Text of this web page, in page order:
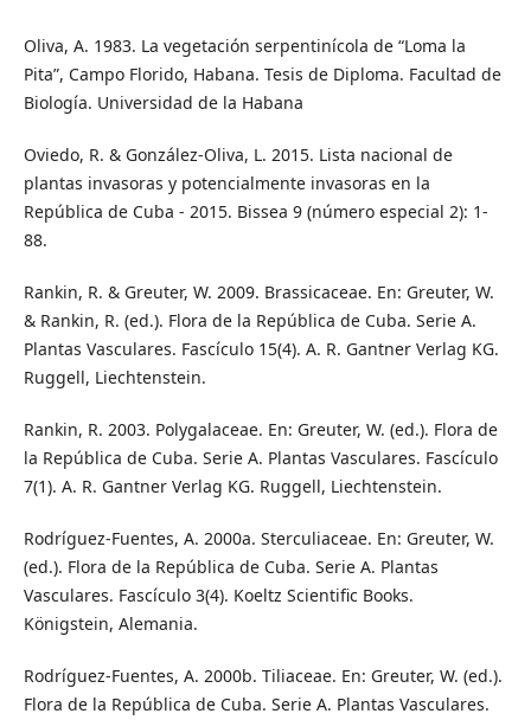
Oliva, A. 1983. La vegetación serpentinícola de “Loma la
Pita”, Campo Florido, Habana. Tesis de Diploma. Facultad de
Biología. Universidad de la Habana
Oviedo, R. & González-Oliva, L. 2015. Lista nacional de
plantas invasoras y potencialmente invasoras en la
República de Cuba - 2015. Bissea 9 (número especial 2): 1-
88.
Rankin, R. & Greuter, W. 2009. Brassicaceae. En: Greuter, W.
& Rankin, R. (ed.). Flora de la República de Cuba. Serie A.
Plantas Vasculares. Fascículo 15(4). A. R. Gantner Verlag KG.
Ruggell, Liechtenstein.
Rankin, R. 2003. Polygalaceae. En: Greuter, W. (ed.). Flora de
la República de Cuba. Serie A. Plantas Vasculares. Fascículo
7(1). A. R. Gantner Verlag KG. Ruggell, Liechtenstein.
Rodríguez-Fuentes, A. 2000a. Sterculiaceae. En: Greuter, W.
(ed.). Flora de la República de Cuba. Serie A. Plantas
Vasculares. Fascículo 3(4). Koeltz Scientific Books.
Königstein, Alemania.
Rodríguez-Fuentes, A. 2000b. Tiliaceae. En: Greuter, W. (ed.).
Flora de la República de Cuba. Serie A. Plantas Vasculares.